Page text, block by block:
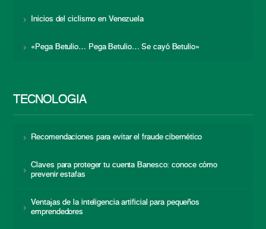
Inicios del ciclismo en Venezuela
«Pega Betulio… Pega Betulio… Se cayó Betulio»
TECNOLOGÍA
Recomendaciones para evitar el fraude cibernético
Claves para proteger tu cuenta Banesco: conoce cómo
prevenir estafas
Ventajas de la inteligencia artificial para pequeños
emprendedores